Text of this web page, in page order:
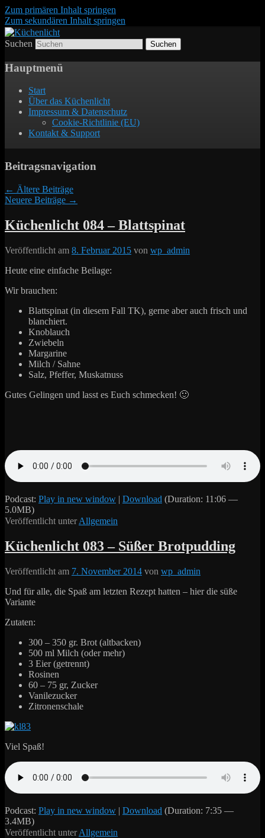
Zum primären Inhalt springen
Zum sekundären Inhalt springen
Küchenlicht
Der Mitkochpodcast
Suchen
Hauptmenü
Start
Über das Küchenlicht
Impressum & Datenschutz
Cookie-Richtlinie (EU)
Kontakt & Support
Beitragsnavigation
← Ältere Beiträge
Neuere Beiträge →
Küchenlicht 084 – Blattspinat
Veröffentlicht am 8. Februar 2015 von wp_admin
Heute eine einfache Beilage:
Wir brauchen:
Blattspinat (in diesem Fall TK), gerne aber auch frisch und
blanchiert.
Knoblauch
Zwiebeln
Margarine
Milch / Sahne
Salz, Pfeffer, Muskatnuss
Gutes Gelingen und lasst es Euch schmecken! 🙂
Podcast: Play in new window | Download (Duration: 11:06 —
5.0MB)
Veröffentlicht unter Allgemein
Küchenlicht 083 – Süßer Brotpudding
Veröffentlicht am 7. November 2014 von wp_admin
Und für alle, die Spaß am letzten Rezept hatten – hier die süße
Variante
Zutaten:
300 – 350 gr. Brot (altbacken)
500 ml Milch (oder mehr)
3 Eier (getrennt)
Rosinen
60 – 75 gr, Zucker
Vanilezucker
Zitronenschale
Viel Spaß!
Podcast: Play in new window | Download (Duration: 7:35 —
3.4MB)
Veröffentlicht unter Allgemein